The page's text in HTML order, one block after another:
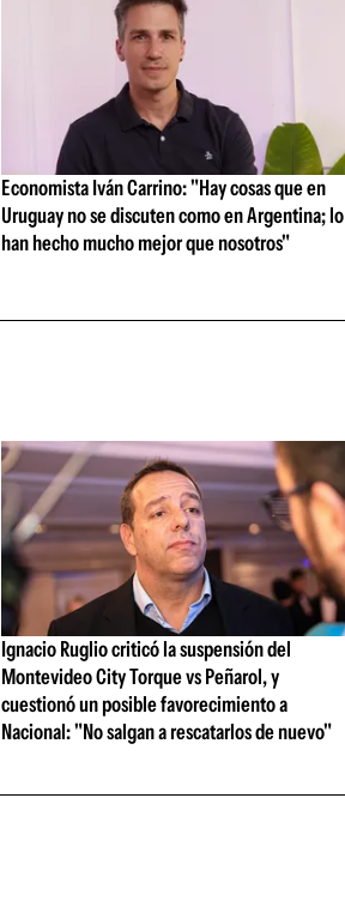
Economista Iván Carrino: "Hay cosas que en
Uruguay no se discuten como en Argentina; lo
han hecho mucho mejor que nosotros"
Ignacio Ruglio criticó la suspensión del
Montevideo City Torque vs Peñarol, y
cuestionó un posible favorecimiento a
Nacional: "No salgan a rescatarlos de nuevo"